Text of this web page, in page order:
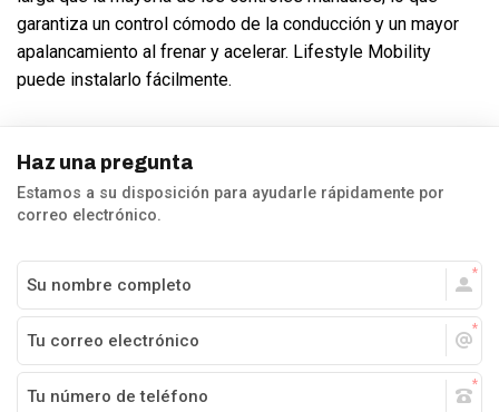
garantiza un control cómodo de la conducción y un mayor
apalancamiento al frenar y acelerar. Lifestyle Mobility
puede instalarlo fácilmente.
Haz una pregunta
Estamos a su disposición para ayudarle rápidamente por
correo electrónico.